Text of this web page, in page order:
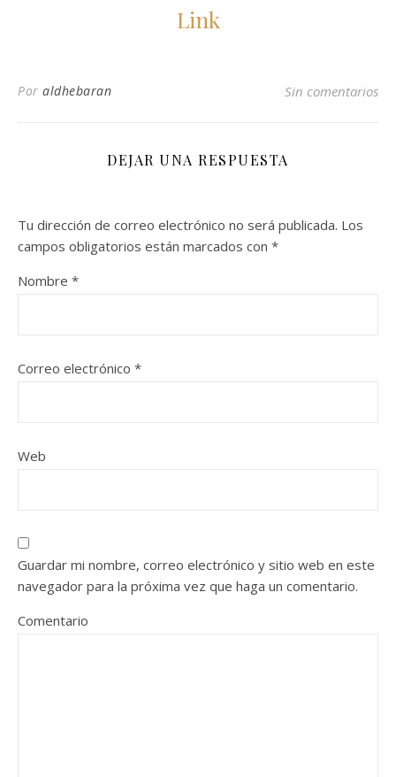
Link
Por aldhebaran Sin comentarios
DEJAR UNA RESPUESTA
Tu dirección de correo electrónico no será publicada. Los
campos obligatorios están marcados con *
Nombre *
Correo electrónico *
Web
Guardar mi nombre, correo electrónico y sitio web en este
navegador para la próxima vez que haga un comentario.
Comentario